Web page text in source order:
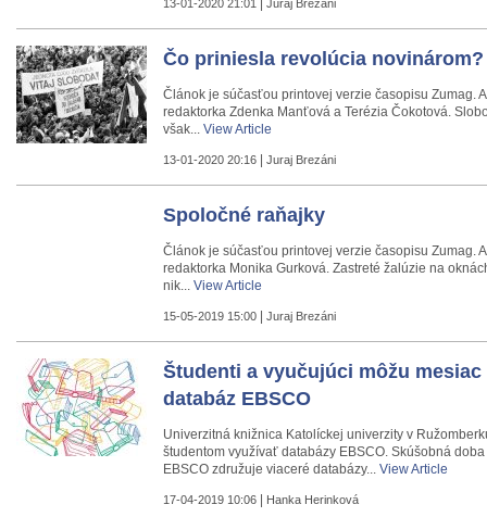
13-01-2020 21:01 Juraj Brezáni
Čo priniesla revolúcia novinárom?
Článok je súčasťou printovej verzie časopisu Zumag.
redaktorka Zdenka Manťová a Terézia Čokotová.
však... View Article
13-01-2020 20:16 Juraj Brezáni
Spoločné raňajky
Článok je súčasťou printovej verzie časopisu Zumag.
redaktorka Monika Gurková. Zastreté žalúzie na
nik... View Article
15-05-2019 15:00 Juraj Brezáni
Študenti a vyučujúci môžu
databáz EBSCO
Univerzitná knižnica Katolíckej univerzity v
študentom využívať databázy EBSCO. Skúšobná
EBSCO združuje viaceré databázy... View Article
17-04-2019 10:06 Hanka Herinková